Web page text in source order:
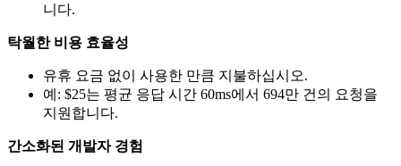
니다.
탁월한 비용 효율성
유휴 요금 없이 사용한 만큼 지불하십시오.
예: $25는 평균 응답 시간 60ms에서 694만 건의 요청을
지원합니다.
간소화된 개발자 경험